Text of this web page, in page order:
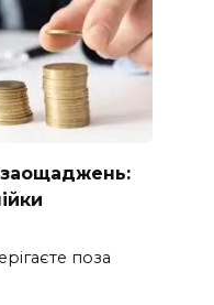
заощаджень:
поза